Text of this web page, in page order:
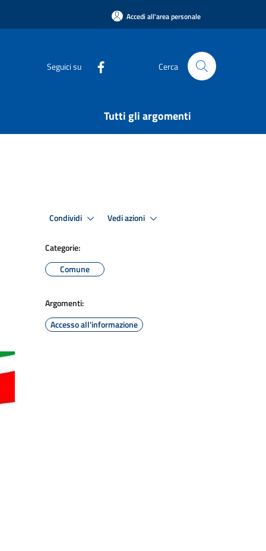
Accedi all'area personale
Seguici su Cerca
Tutti gli argomenti
Condividi Vedi azioni
Categorie:
Comune
Argomenti:
Accesso all'informazione